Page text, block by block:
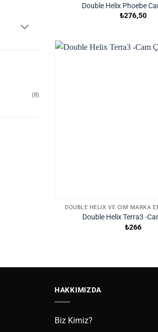
(8)
Double Helix Phoebe
₺276,50
DOUBLE HELIX VE CIM MARKA
Double Helix Terra3 -
₺266
HAKKIMIZDA
Biz Kimiz?